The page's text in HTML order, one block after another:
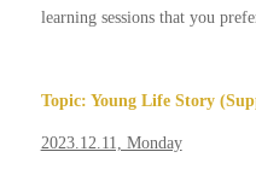
learning sessions that you
Topic: Young Life Story
2023.12.11, Monday